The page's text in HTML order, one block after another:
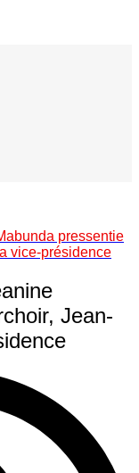
pressentie
vice-présidence
Jean-